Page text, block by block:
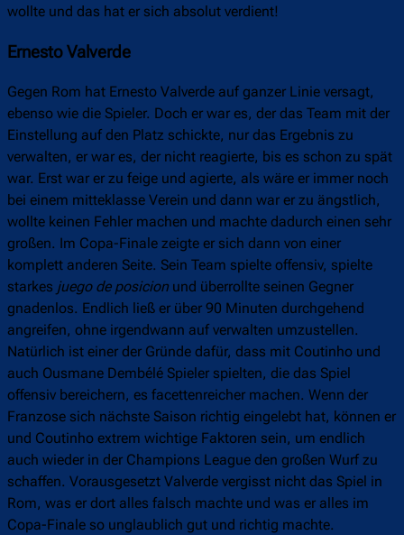
wollte und das hat er sich absolut verdient!
Ernesto Valverde
Gegen Rom hat Ernesto Valverde auf ganzer Linie versagt,
ebenso wie die Spieler. Doch er war es, der das Team mit der
Einstellung auf den Platz schickte, nur das Ergebnis zu
verwalten, er war es, der nicht reagierte, bis es schon zu spät
war. Erst war er zu feige und agierte, als wäre er immer noch
bei einem mitteklasse Verein und dann war er zu ängstlich,
wollte keinen Fehler machen und machte dadurch einen sehr
großen. Im Copa-Finale zeigte er sich dann von einer
komplett anderen Seite. Sein Team spielte offensiv, spielte
starkes juego de posicion und überrollte seinen Gegner
gnadenlos. Endlich ließ er über 90 Minuten durchgehend
angreifen, ohne irgendwann auf verwalten umzustellen.
Natürlich ist einer der Gründe dafür, dass mit Coutinho und
auch Ousmane Dembélé Spieler spielten, die das Spiel
offensiv bereichern, es facettenreicher machen. Wenn der
Franzose sich nächste Saison richtig eingelebt hat, können er
und Coutinho extrem wichtige Faktoren sein, um endlich
auch wieder in der Champions League den großen Wurf zu
schaffen. Vorausgesetzt Valverde vergisst nicht das Spiel in
Rom, was er dort alles falsch machte und was er alles im
Copa-Finale so unglaublich gut und richtig machte.